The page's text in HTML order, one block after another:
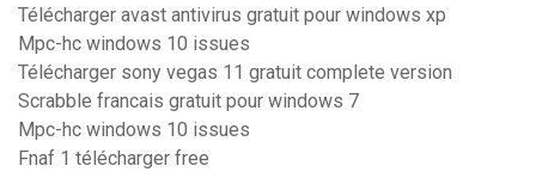
Télécharger avast antivirus gratuit pour windows xp
Mpc-hc windows 10 issues
Télécharger sony vegas 11 gratuit complete version
Scrabble francais gratuit pour windows 7
Mpc-hc windows 10 issues
Fnaf 1 télécharger free